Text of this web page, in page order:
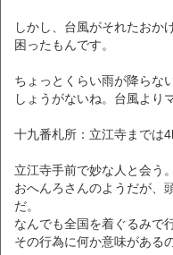
しかし、台風がそれたおか
困ったもんです。
ちょっとくらい雨が降らな
しょうがないね。台風より
十九番札所：立江寺までは
立江寺手前で妙な人と会う
おへんろさんのようだが、
だ。
なんでも全国を着ぐるみで
その行為に何か意味がある